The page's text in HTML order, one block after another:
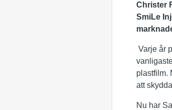
Christer
SmiLe
Varje år
plastfilm.
att
Nu har